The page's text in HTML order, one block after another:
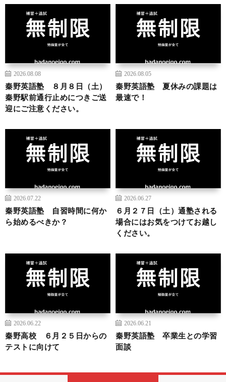
2026.08.08
秦野英語塾 ８月８日（土）
秦野駅前通行止めにつきご送
迎にご注意ください。
2026.08.05
秦野英語塾 夏休みの課題は
最速で！
2026.07.22
秦野英語塾 自習時間に何か
ら始めるべきか？
2026.06.27
６月２７日（土）通塾される
場合にはお気をつけてお越し
ください。
2026.06.22
秦野高校 ６月２５日からの
テストに向けて
2026.06.21
秦野英語塾 卒業生との学習
面談